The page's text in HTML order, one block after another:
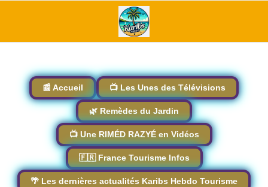
📰 Accueil 📺 Les Unes des Télévisions
🌿 Remèdes du Jardin
📺 Une RIMÉD RAZYÉ en Vidéos
🇫🇷 France Tourisme Infos
🌴 Les dernières actualités Karibs Hebdo Tourisme